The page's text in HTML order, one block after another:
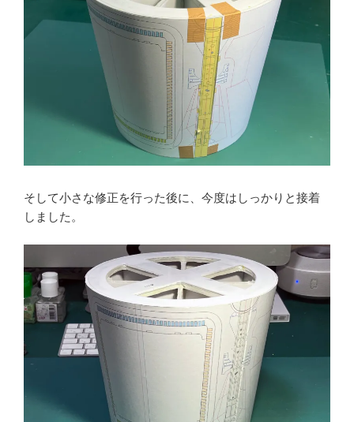
そして小さな修正を行った後に、今度はしっかりと接着
しました。